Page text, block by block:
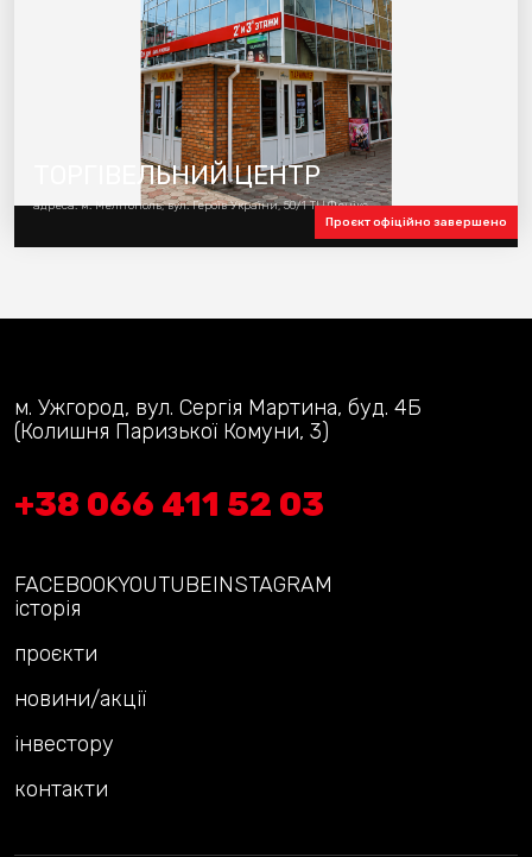
Проєкт офіційно завершено
ТОРГІВЕЛЬНИЙ ЦЕНТР
адреса: м. Мелітополь, вул. Героїв України, 50/1 ТЦ Фенікс
м. Ужгород, вул. Сергія Мартина, буд. 4Б
(Колишня Паризької Комуни, 3)
+38 066 411 52 03
FACEBOOKYOUTUBEINSTAGRAM
історія
проєкти
новини/акції
інвестору
контакти